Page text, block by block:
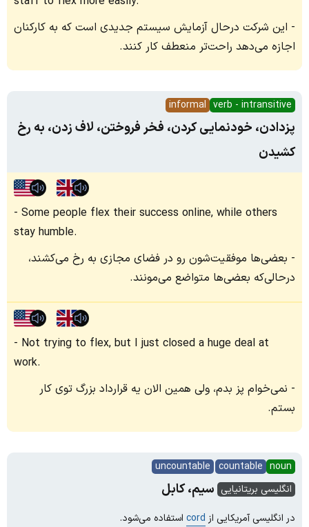
این شرکت درحال آزمایش سیستم جدیدی است که به کارکنان
اجازه می‌دهد راحت‌تر منعطف کار کنند.
verb - intransitive
informal
پزدادن، خودنمایی کردن، فخر فروختن، لاف زدن، به رخ
کشیدن
Some people flex their success online, while others
stay humble.
بعضی‌ها موفقیت‌شون رو در فضای مجازی به رخ می‌کشند،
درحالی‌که بعضی‌ها متواضع می‌مونند.
Not trying to flex, but I just closed a huge deal at
work.
نمی‌خوام پز بدم، ولی همین الان یه قرارداد بزرگ توی کار
بستم.
noun
countable
uncountable
انگلیسی بریتانیایی سیم، کابل
در انگلیسی آمریکایی از cord استفاده می‌شود.